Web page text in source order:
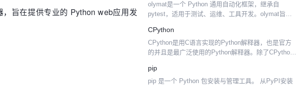
旨在提供专业的 Python web应用发
olymat是一个 Python 通用自动化框架，继承自
pytest，适用于测试、运维、工具开发。olymat旨在
olymat是奥联内部的主力自动...
CPython
CPython是用C语言实现的Python解释器，也是官方
的并且是最广泛使用的Python解释器。除了CPython
IronPython，使Py...
pip
pip 是一个 Python 包安装与管理工具。 从PyPI安装